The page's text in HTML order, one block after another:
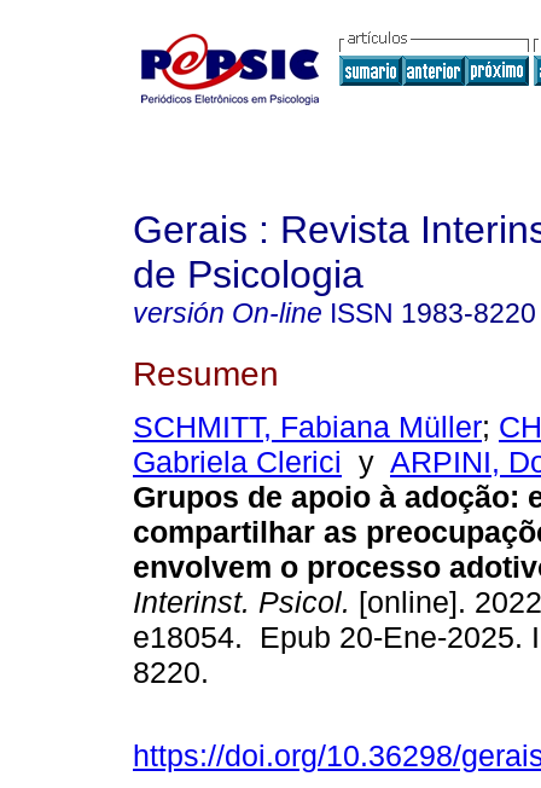
Gerais : Revista
de Psicologia
versión On-line ISSN 1983-8220
Resumen
SCHMITT, Fabiana Müller;
Gabriela Clerici y ARPINI,
Grupos de apoio à adoção:
compartilhar as
envolvem o processo
Interinst. Psicol. [online].
e18054. Epub 20-Ene-2025.
8220.
https://doi.org/10.36298/